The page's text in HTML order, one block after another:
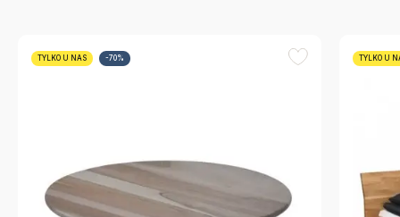
TYLKO U NAS -70% TYLKO U